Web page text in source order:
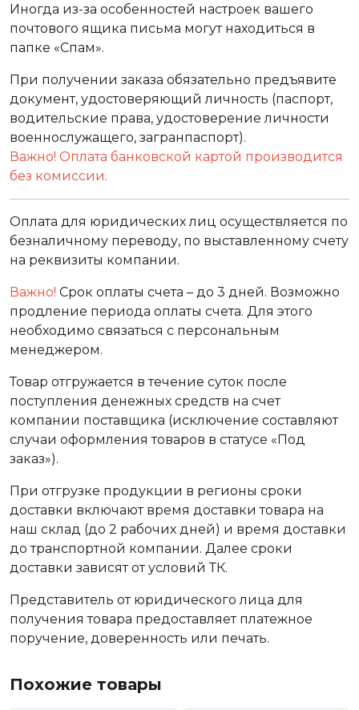
Иногда из-за особенностей настроек вашего
почтового ящика письма могут находиться в
папке «Спам».
При получении заказа обязательно предъявите
документ, удостоверяющий личность (паспорт,
водительские права, удостоверение личности
военнослужащего, загранпаспорт).
Важно! Оплата банковской картой производится
без комиссии.
Оплата для юридических лиц осуществляется по
безналичному переводу, по выставленному счету
на реквизиты компании.
Важно! Срок оплаты счета – до 3 дней. Возможно
продление периода оплаты счета. Для этого
необходимо связаться с персональным
менеджером.
Товар отгружается в течение суток после
поступления денежных средств на счет
компании поставщика (исключение составляют
случаи оформления товаров в статусе «Под
заказ»).
При отгрузке продукции в регионы сроки
доставки включают время доставки товара на
наш склад (до 2 рабочих дней) и время доставки
до транспортной компании. Далее сроки
доставки зависят от условий ТК.
Представитель от юридического лица для
получения товара предоставляет платежное
поручение, доверенность или печать.
Похожие товары